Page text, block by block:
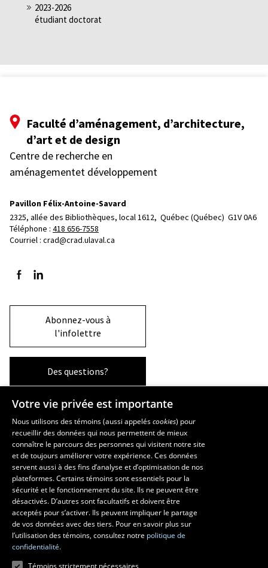
2023-2026
étudiant doctorat
Faculté d’aménagement, d’architecture,
d’art et de design
Centre de recherche en
aménagementet développement
Pavillon Félix-Antoine-Savard
2325, allée des Bibliothèques, local 1612, Québec (Québec)  G1V 0A6
Téléphone : 418 656-7558
Courriel : crad@crad.ulaval.ca
Suivez-nous sur Facebook
Suivez-nous sur LinkedIn
Abonnez-vous à
l'infolettre
Des questions?
La Faculté et ses écoles
Faculté d’aménagement, d’architecture, d’art et de design
École d’art
École supérieure d’aménagement du territoire et de développement
régional
École d’architecture
École de design
Votre vie privée est importante
Nous utilisons des témoins (aussi appeléscookies) pour
recueillir des données qui nous permettent de mieux
connaître le parcours des personnes qui visitent notre site
et de toujours améliorer votre expérience. Ces données
servent aussi à des fins d’analyse et d’optimisation de nos
plateformes. Certains témoins sont essentiels pour la
sécurité et le fonctionnement du site. Ils ne peuvent être
désactivés. D’autres sont facultatifs et doivent être
acceptés pour s’activer. Ils peuvent impliquer le partage
de vos données avec des tiers. Pour en savoir plus sur
l’utilisation des témoins, consultez notre politique de
confidentialité.
Témoins strictement nécessaires